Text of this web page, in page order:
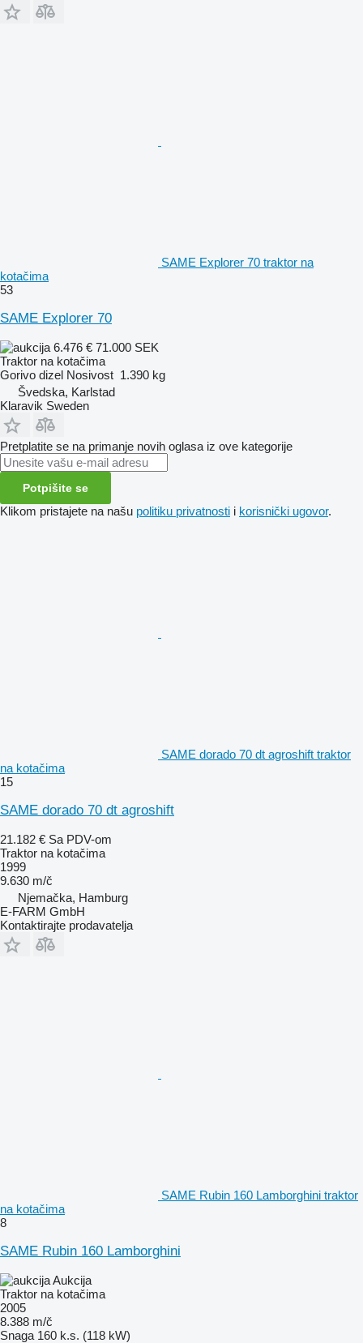
SAME Explorer 70 traktor na
kotačima
53
SAME Explorer 70
6.476 € 71.000 SEK
Traktor na kotačima
Gorivo dizel Nosivost 1.390 kg
Švedska, Karlstad
Klaravik Sweden
Pretplatite se na primanje novih oglasa iz ove kategorije
Potpišite se
Klikom pristajete na našu politiku privatnosti i korisnički ugovor.
SAME dorado 70 dt agroshift traktor
na kotačima
15
SAME dorado 70 dt agroshift
21.182 € Sa PDV-om
Traktor na kotačima
1999
9.630 m/č
Njemačka, Hamburg
E-FARM GmbH
Kontaktirajte prodavatelja
SAME Rubin 160 Lamborghini traktor
na kotačima
8
SAME Rubin 160 Lamborghini
Aukcija
Traktor na kotačima
2005
8.388 m/č
Snaga 160 k.s. (118 kW)